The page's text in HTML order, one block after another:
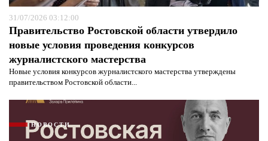
31/07/2026 03:12:00
Правительство Ростовской области утвердило
новые условия проведения конкурсов
журналистского мастерства
Новые условия конкурсов журналистского мастерства утверждены
правительством Ростовской области...
НОВОСТИ